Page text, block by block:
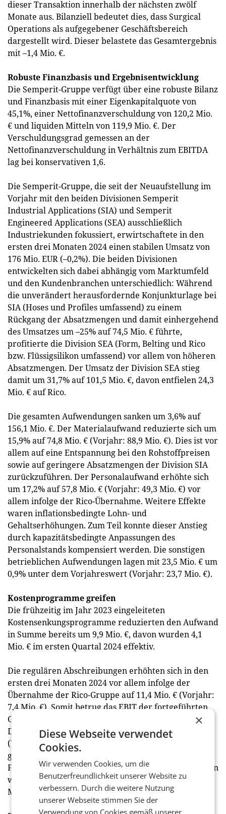
dieser Transaktion innerhalb der nächsten zwölf
Monate aus. Bilanziell bedeutet dies, dass Surgical
Operations als aufgegebener Geschäftsbereich
dargestellt wird. Dieser belastete das Gesamtergebnis
mit –1,4 Mio. €.
Robuste Finanzbasis und Ergebnisentwicklung
Die Semperit-Gruppe verfügt über eine robuste Bilanz
und Finanzbasis mit einer Eigenkapitalquote von
45,1%, einer Nettofinanzverschuldung von 120,2 Mio.
€ und liquiden Mitteln von 119,9 Mio. €. Der
Verschuldungsgrad gemessen an der
Nettofinanzverschuldung in Verhältnis zum EBITDA
lag bei konservativen 1,6.
Die Semperit-Gruppe, die seit der Neuaufstellung im
Vorjahr mit den beiden Divisionen Semperit
Industrial Applications (SIA) und Semperit
Engineered Applications (SEA) ausschließlich
Industriekunden fokussiert, erwirtschaftete in den
ersten drei Monaten 2024 einen stabilen Umsatz von
176 Mio. EUR (–0,2%). Die beiden Divisionen
entwickelten sich dabei abhängig vom Marktumfeld
und den Kundenbranchen unterschiedlich: Während
die unverändert herausfordernde Konjunkturlage bei
SIA (Hoses und Profiles umfassend) zu einem
Rückgang der Absatzmengen und damit einhergehend
des Umsatzes um –25% auf 74,5 Mio. € führte,
profitierte die Division SEA (Form, Belting und Rico
bzw. Flüssigsilikon umfassend) vor allem von höheren
Absatzmengen. Der Umsatz der Division SEA stieg
damit um 31,7% auf 101,5 Mio. €, davon entfielen 24,3
Mio. € auf Rico.
Die gesamten Aufwendungen sanken um 3,6% auf
156,1 Mio. €. Der Materialaufwand reduzierte sich um
15,9% auf 74,8 Mio. € (Vorjahr: 88,9 Mio. €). Dies ist vor
allem auf eine Entspannung bei den Rohstoffpreisen
sowie auf geringere Absatzmengen der Division SIA
zurückzuführen. Der Personalaufwand erhöhte sich
um 17,2% auf 57,8 Mio. € (Vorjahr: 49,3 Mio. €) vor
allem infolge der Rico-Übernahme. Weitere Effekte
waren inflationsbedingte Lohn- und
Gehaltserhöhungen. Zum Teil konnte dieser Anstieg
durch kapazitätsbedingte Anpassungen des
Personalstands kompensiert werden. Die sonstigen
betrieblichen Aufwendungen lagen mit 23,5 Mio. € um
0,9% unter dem Vorjahreswert (Vorjahr: 23,7 Mio. €).
Kostenprogramme greifen
Die frühzeitig im Jahr 2023 eingeleiteten
Kostensenkungsprogramme reduzierten den Aufwand
in Summe bereits um 9,9 Mio. €, davon wurden 4,1
Mio. € im ersten Quartal 2024 effektiv.
Die regulären Abschreibungen erhöhten sich in den
ersten drei Monaten 2024 vor allem infolge der
Übernahme der Rico-Gruppe auf 11,4 Mio. € (Vorjahr:
7,4 Mio. €). Somit betrug das EBIT der fortgeführten
Geschäftsbereiche 11,6 Mio. € (Vorjahr: 13,6 Mio. €).
Das Finanzergebnis belief sich auf –3,6 Mio. €
(Vorjahr: –2,0 Mio. €), was vor allem auf leicht
gestiegene Bankverbindlichkeiten für die
Finanzierung der Wachstumsprojekte zurückzuführen
war. Der Steueraufwand blieb unverändert bei 2,9
Mio. €.
×
Diese Webseite verwendet
Cookies.
Wir verwenden Cookies, um die
Benutzerfreundlichkeit unserer Website zu
verbessern. Durch die weitere Nutzung
unserer Webseite stimmen Sie der
Verwendung von Cookies gemäß unserer